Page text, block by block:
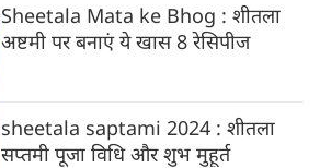
Sheetala Mata ke Bhog : शीतला
अष्टमी पर बनाएं ये खास 8 रेसिपीज
sheetala saptami 2024 : शीतला
सप्तमी पूजा विधि और शुभ मुहूर्त